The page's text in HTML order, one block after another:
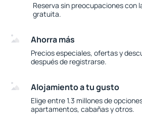
Reserva sin preocupaciones con
gratuita.
Ahorra más
Precios especiales, ofertas y
después de registrarse.
Alojamiento a tu gusto
Elige entre 1.3 millones de
apartamentos, cabañas y otros.